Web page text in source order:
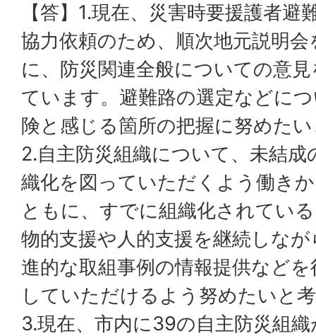
【答】1.現在、災害時要援護者避
協力依頼のため、順次地元説明
に、防災関連全般についての意
ています。避難路の選定などに
険と感じる箇所の把握に努めた
2.自主防災組織について、未結
織化を図っていただくよう働き
ともに、すでに組織化されてい
物的支援や人的支援を継続しな
進的な取組事例の情報提供など
していただけるよう努めたいと
3.現在、市内に39の自主防災組